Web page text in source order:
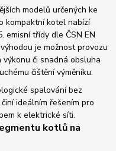
modelů určených ke
kompaktní kotel nabízí
emisní třídy dle ČSN EN
je možnost provozu
či snadná obsluha
čištění výměníku.
spalování bez
ideálním řešením pro
k elektrické síti.
kotlů na